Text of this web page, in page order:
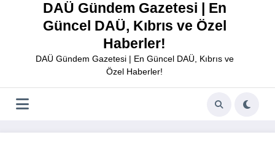
DAÜ Gündem Gazetesi | En
Güncel DAÜ, Kıbrıs ve Özel
Haberler!
DAÜ Gündem Gazetesi | En Güncel DAÜ, Kıbrıs ve
Özel Haberler!